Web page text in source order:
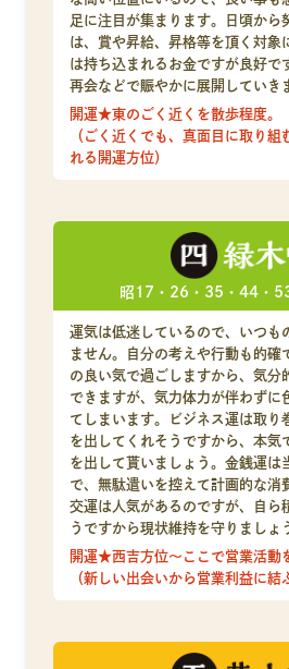
足に注目が集まります。日頃から
は、賞や昇給、昇格等を頂く対象
は持ち込まれるお金ですが良好で
再会などで賑やかに展開していき
開運★東のごく近くを散歩程度。
（ごく近くでも、真面目に取り組
れる開運方位）
昭17・26・35・44・
運気は低迷しているので、いつも
ません。自分の考えや行動も的確
の良い気で過ごしますから、気分
できますが、気力体力が伴わずに
てしまいます。ビジネス運は取り
を出してくれそうですから、本気
を出して貰いましょう。金銭運は
で、無駄遣いを控えて計画的な消
交運は人気があるのですが、自ら
うですから現状維持を守りましょ
開運★西吉方位～ここで営業活動
（新しい出会いから営業利益に結